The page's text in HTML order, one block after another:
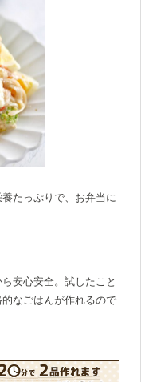
たっぷりで、お弁当に
安心安全。試したこと
なごはんが作れるので